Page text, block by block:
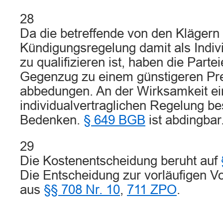
28
Da die betreffende von den
Kündigungsregelung damit als
zu qualifizieren ist, haben die
Gegenzug zu einem günstigeren
abbedungen. An der Wirksamkeit
individualvertraglichen Regelung
Bedenken. § 649 BGB ist
29
Die Kostenentscheidung beruht auf
Die Entscheidung zur vorläufigen
aus §§ 708 Nr. 10, 711 ZPO.